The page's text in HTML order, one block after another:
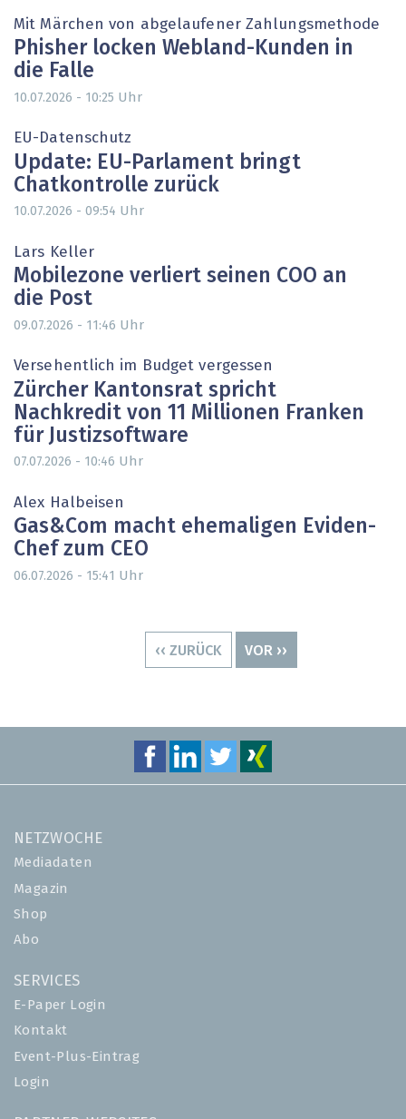
Mit Märchen von abgelaufener Zahlungsmethode
Phisher locken Webland-Kunden in
die Falle
10.07.2026 - 10:25 Uhr
EU-Datenschutz
Update: EU-Parlament bringt
Chatkontrolle zurück
10.07.2026 - 09:54 Uhr
Lars Keller
Mobilezone verliert seinen COO an
die Post
09.07.2026 - 11:46 Uhr
Versehentlich im Budget vergessen
Zürcher Kantonsrat spricht
Nachkredit von 11 Millionen Franken
für Justizsoftware
07.07.2026 - 10:46 Uhr
Alex Halbeisen
Gas&Com macht ehemaligen Eviden-
Chef zum CEO
06.07.2026 - 15:41 Uhr
VORHERIGE
‹‹ ZURÜCK
NÄCHSTE
VOR ››
NETZWOCHE
Mediadaten
Magazin
Shop
Abo
SERVICES
E-Paper Login
Kontakt
Event-Plus-Eintrag
Login